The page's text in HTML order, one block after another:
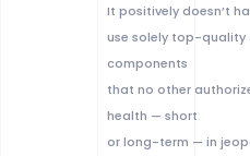
It positively doesn’t
use solely top-
components
that no other
health — short
or long-term — in